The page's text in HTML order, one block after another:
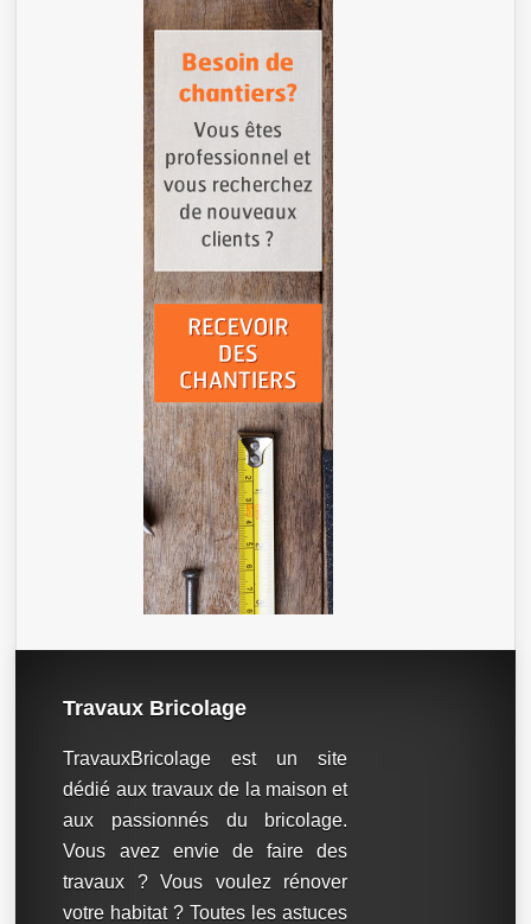
Travaux Bricolage
TravauxBricolage est un site
dédié aux travaux de la maison et
aux passionnés du bricolage.
Vous avez envie de faire des
travaux ? Vous voulez rénover
votre habitat ? Toutes les astuces